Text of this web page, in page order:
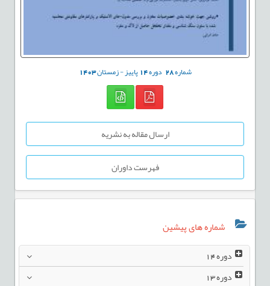
شماره28 دوره14پاییز - زمستان1403
ارسال مقاله به نشریه
فهرست داوران
شماره های پیشین
دوره14
دوره13